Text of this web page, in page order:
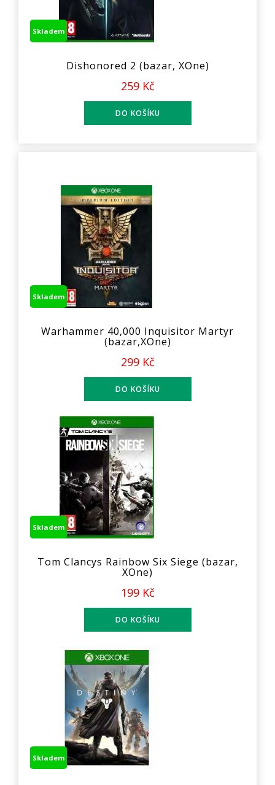
Skladem
Dishonored 2 (bazar, XOne)
259 Kč
Skladem
Warhammer 40,000 Inquisitor Martyr
(bazar,XOne)
299 Kč
Skladem
Tom Clancys Rainbow Six Siege (bazar,
XOne)
199 Kč
Skladem